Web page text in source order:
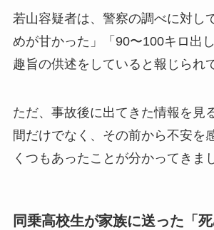
若山容疑者は、警察の調べに対し
めが甘かった」「90〜100キロ出
趣旨の供述をしていると報じられ
ただ、事故後に出てきた情報を見
間だけでなく、その前から不安を
くつもあったことが分かってきま
同乗高校生が家族に送った「